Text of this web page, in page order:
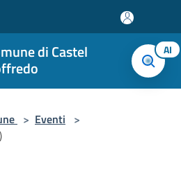
di Castel AI
> Eventi >